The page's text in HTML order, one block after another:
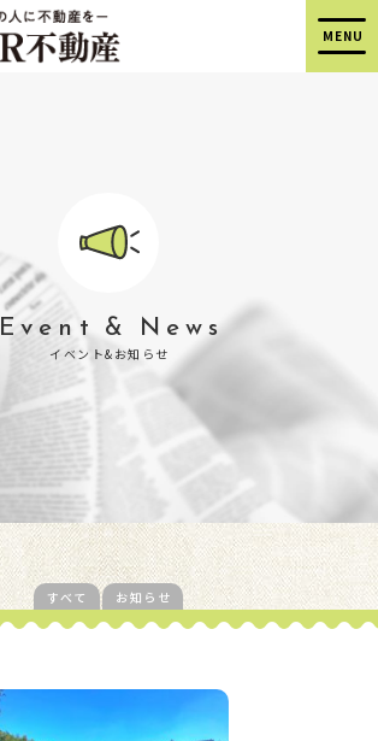
Event & News
イベント&お知らせ
すべて お知らせ